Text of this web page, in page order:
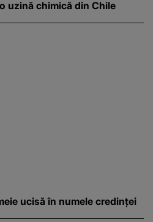
uzină chimică din Chile
ucisă în numele credinței